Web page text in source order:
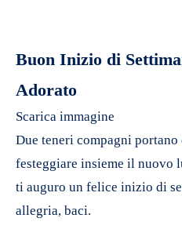
Buon Inizio di
Adorato
Scarica immagine
Due teneri compagni
festeggiare insieme il nuovo
ti auguro un felice inizio di
allegria, baci.